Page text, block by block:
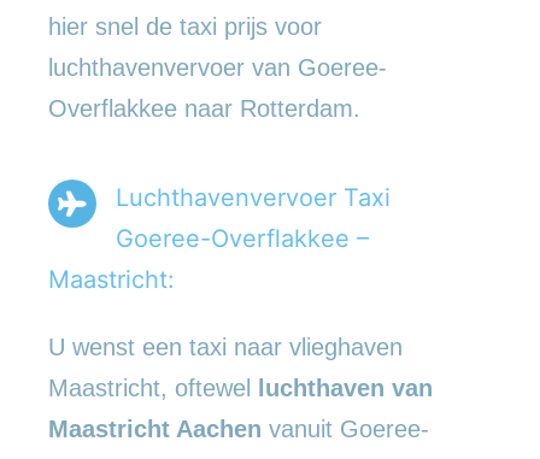
hier snel de taxi prijs voor
luchthavenvervoer van Goeree-
Overflakkee naar Rotterdam.
Luchthavenvervoer Taxi
Goeree-Overflakkee –
Maastricht:
U wenst een taxi naar vlieghaven
Maastricht, oftewel
luchthaven van
Maastricht Aachen vanuit Goeree-